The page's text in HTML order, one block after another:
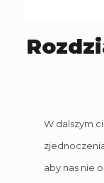
W dalszym
aby nas nie